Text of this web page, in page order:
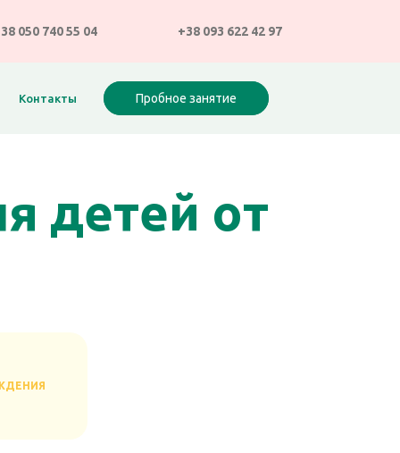
050 740 55 04 +38 093 622 42 97
Контакты Пробное занятие
детей от